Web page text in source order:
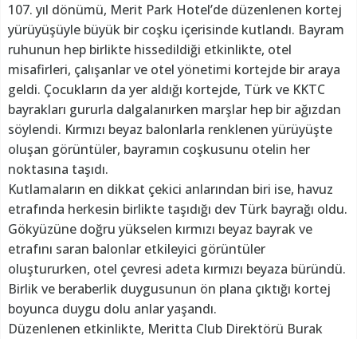
107. yıl dönümü, Merit Park Hotel’de düzenlenen kortej
yürüyüşüyle büyük bir coşku içerisinde kutlandı. Bayram
ruhunun hep birlikte hissedildiği etkinlikte, otel
misafirleri, çalışanlar ve otel yönetimi kortejde bir araya
geldi. Çocukların da yer aldığı kortejde, Türk ve KKTC
bayrakları gururla dalgalanırken marşlar hep bir ağızdan
söylendi. Kırmızı beyaz balonlarla renklenen yürüyüşte
oluşan görüntüler, bayramın coşkusunu otelin her
noktasına taşıdı.
Kutlamaların en dikkat çekici anlarından biri ise, havuz
etrafında herkesin birlikte taşıdığı dev Türk bayrağı oldu.
Gökyüzüne doğru yükselen kırmızı beyaz bayrak ve
etrafını saran balonlar etkileyici görüntüler
oluştururken, otel çevresi adeta kırmızı beyaza büründü.
Birlik ve beraberlik duygusunun ön plana çıktığı kortej
boyunca duygu dolu anlar yaşandı.
Düzenlenen etkinlikte, Meritta Club Direktörü Burak